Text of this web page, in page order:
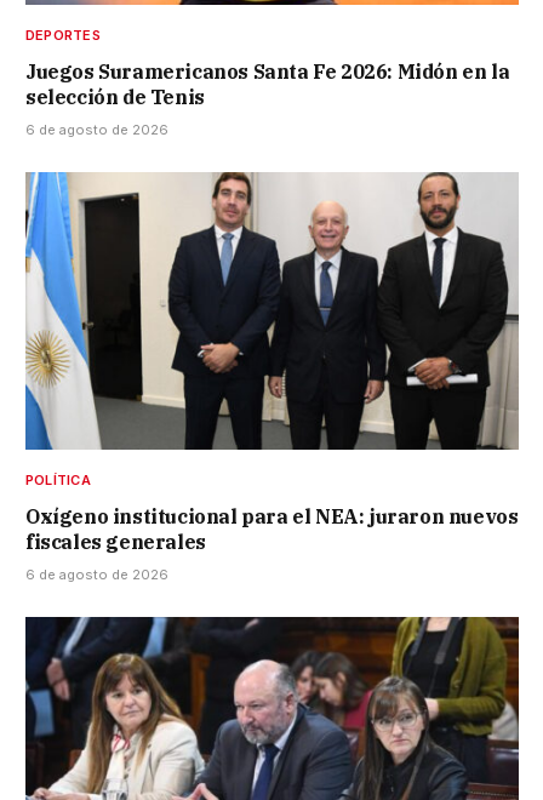
DEPORTES
Juegos Suramericanos Santa Fe 2026: Midón en la
selección de Tenis
6 de agosto de 2026
POLÍTICA
Oxígeno institucional para el NEA: juraron nuevos
fiscales generales
6 de agosto de 2026